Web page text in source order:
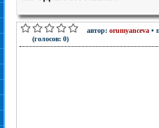
(голосов: 0)
автор: orumyanceva •